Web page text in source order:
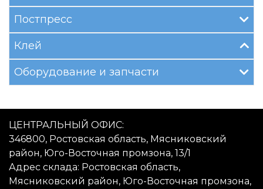
Постпресс
Клей
Оборудование и запчасти
ЦЕНТРАЛЬНЫЙ ОФИС:
346800, Ростовская область, Мясниковский
район, Юго-Восточная промзона, 13/1
Адрес склада: Ростовская область,
Мясниковский район, Юго-Восточная промзона,